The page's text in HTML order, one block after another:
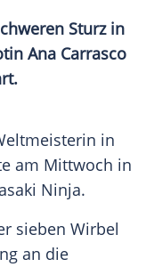
Sturz in
Ana Carrasco
in
am Mittwoch in
Ninja.
sieben Wirbel
an die